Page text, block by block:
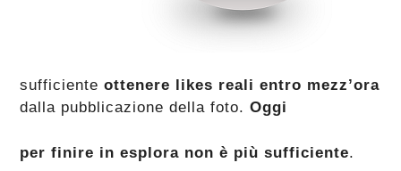
sufficienteottenere likes reali entro mezz’ora
dalla pubblicazione della foto.Oggi
per finire in esplora non è più sufficiente.